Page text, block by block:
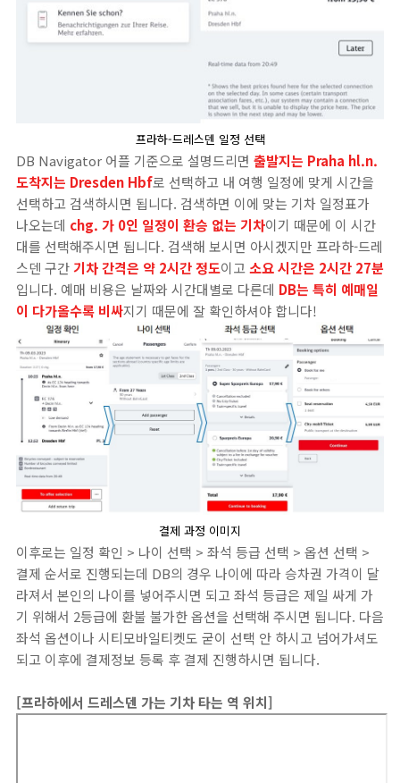
프라하-드레스덴 일정 선택
DB Navigator 어플 기준으로 설명드리면 출발지는 Praha hl.n.
도착지는 Dresden Hbf로 선택하고 내 여행 일정에 맞게 시간을
선택하고 검색하시면 됩니다. 검색하면 이에 맞는 기차 일정표가
나오는데 chg. 가 0인 일정이 환승 없는 기차이기 때문에 이 시간
대를 선택해주시면 됩니다. 검색해 보시면 아시겠지만 프라하-드레
스덴 구간기차 간격은 약 2시간 정도이고소요 시간은 2시간 27분
입니다. 예매 비용은 날짜와 시간대별로 다른데 DB는 특히 예매일
이 다가올수록 비싸지기 때문에 잘 확인하셔야 합니다!
결제 과정 이미지
이후로는 일정 확인 > 나이 선택 > 좌석 등급 선택 > 옵션 선택 >
결제 순서로 진행되는데 DB의 경우 나이에 따라 승차권 가격이 달
라져서 본인의 나이를 넣어주시면 되고 좌석 등급은 제일 싸게 가
기 위해서 2등급에 환불 불가한 옵션을 선택해 주시면 됩니다. 다음
좌석 옵션이나 시티모바일티켓도 굳이 선택 안 하시고 넘어가셔도
되고 이후에 결제정보 등록 후 결제 진행하시면 됩니다.
[프라하에서 드레스덴 가는 기차 타는 역 위치]